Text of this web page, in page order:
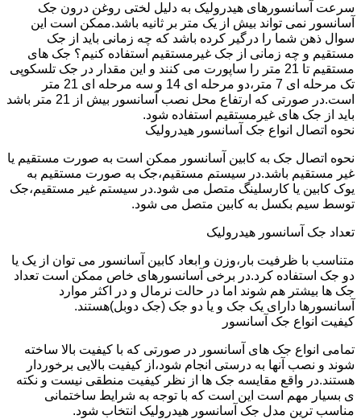
سرعت آسانسورهای هیدرولیک به دلیل لختی روغن درون جک
آسانسور نمی تواند بیش از یک متر بر ثانیه باشد.ممکن است این
سوال ذهن شما را درگیر کرده باشد که چه زمانی باید از جک
مستقیم و چه زمانی از جک غیرمستقیم استفاده کنیم؟ جک های
مستقیم تا 21 متر را ساپورت می کنند و این مقدار در جک تلسکوپی
تک مرحله ای 7 متر،دو مرحله ای 14 و سه مرحله ای 21 متر
است.در صورتی که ارتفاع محل نصب آسانسور بیش از 21 متر باشد
باید از جک های غیرمستقیم استفاده شود.
نحوه اتصال انواع جک آسانسور هیدرولیک
نحوه اتصال جک به کابین آسانسور ممکن است به صورت مستقیم یا
غیر مستقیم باشد.در سیستم مستقیم،جک به صورت مستقیم به
یوک کابین یا کارسلینگ متصل می شود.در سیستم غیر مستقیم،جک
توسط سیم بکسل به کابین متصل می شود.
تعداد جک آسانسور هیدرولیک
متناسب با ظرفیت بار،وزن و ابعاد کابین آسانسور می توان از یک یا
دو جک استفاده کرد.در برخی آسانسورهای خاص ممکن است تعداد
جک ها بیشتر هم شوند اما در حالت نرمال و در اکثر موارد
آسانسورها دارای یک جک و یا دو جک (جک دوبل)هستند.
کیفیت انواع جک آسانسور
تمامی انواع جک های آسانسور در صورتی که با کیفیت بالا ساخته
شوند و نصب آنها به درستی انجام شود،از کیفیت بالایی برخوردار
هستند.در واقع مقایسه جک ها از نظر کیفیت منطقی نیست و نکته
ی بسیار مهم است این است که با توجه به شرایط ساختمانی
مناسب ترین مدل جک آسانسور هیدرولیک انتخاب شود.